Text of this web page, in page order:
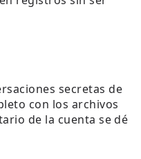
secretas de
con los archivos
de la cuenta se dé